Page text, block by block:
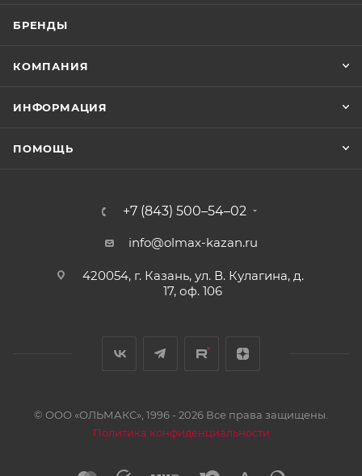
БРЕНДЫ
КОМПАНИЯ
ИНФОРМАЦИЯ
ПОМОЩЬ
+7 (843) 500–54–02
info@olmax-kazan.ru
420054, г. Казань, ул. В. Кулагина, д.
17, оф. 106
© ООО «ОЛЬМАКС», 1996 - 2026 Все права защищены.
Политика конфиденциальности